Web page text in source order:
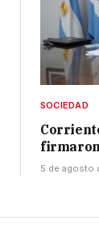
SOCIEDAD
5 de agosto